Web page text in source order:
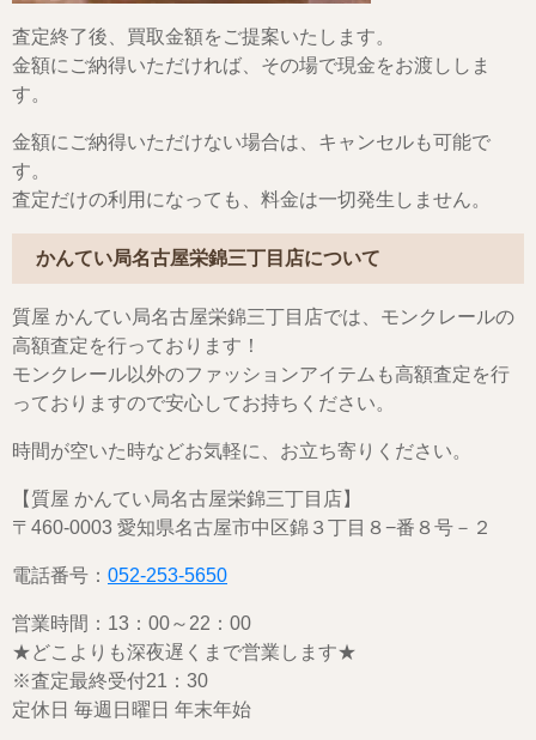
査定終了後、買取金額をご提案いたします。
金額にご納得いただければ、その場で現金をお渡ししま
す。
金額にご納得いただけない場合は、キャンセルも可能で
す。
査定だけの利用になっても、料金は一切発生しません。
かんてい局名古屋栄錦三丁目店について
質屋 かんてい局名古屋栄錦三丁目店では、モンクレールの
高額査定を行っております！
モンクレール以外のファッションアイテムも高額査定を行
っておりますので安心してお持ちください。
時間が空いた時などお気軽に、お立ち寄りください。
【質屋 かんてい局名古屋栄錦三丁目店】
〒460-0003 愛知県名古屋市中区錦３丁目８−番８号－２
電話番号： 052-253-5650
営業時間：13：00～22：00
★どこよりも深夜遅くまで営業します★
※査定最終受付21：30
定休日 毎週日曜日 年末年始